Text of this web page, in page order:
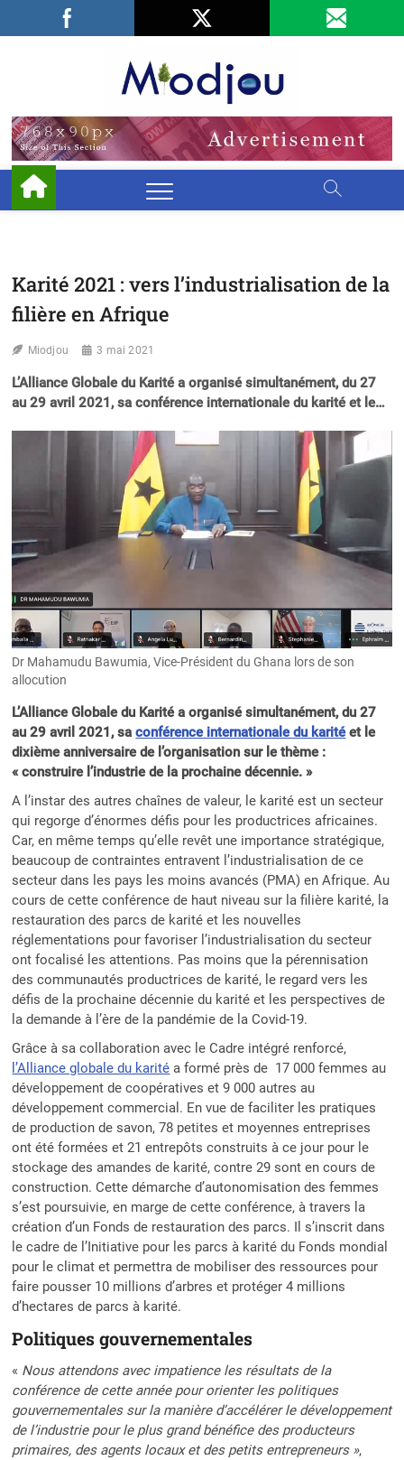
Facebook
LinkedIn
Karité 2021 : vers l’industrialisation de la
filière en Afrique
Miodjou 3 mai 2021
L’Alliance Globale du Karité a organisé simultanément, du 27
au 29 avril 2021, sa conférence internationale du karité et le…
Dr Mahamudu Bawumia, Vice-Président du Ghana lors de son
allocution
L’Alliance Globale du Karité a organisé simultanément, du 27
au 29 avril 2021, saconférence internationale du karitéet le
dixième anniversaire de l’organisation sur le thème :
« construire l’industrie de la prochaine décennie. »
A l’instar des autres chaînes de valeur, le karité est un secteur
qui regorge d’énormes défis pour les productrices africaines.
Car, en même temps qu’elle revêt une importance stratégique,
beaucoup de contraintes entravent l’industrialisation de ce
secteur dans les pays les moins avancés (PMA) en Afrique. Au
cours de cette conférence de haut niveau sur la filière karité, la
restauration des parcs de karité et les nouvelles
réglementations pour favoriser l’industrialisation du secteur
ont focalisé les attentions. Pas moins que la pérennisation
des communautés productrices de karité, le regard vers les
défis de la prochaine décennie du karité et les perspectives de
la demande à l’ère de la pandémie de la Covid-19.
Grâce à sa collaboration avec le Cadre intégré renforcé,
l’Alliance globale du karité a formé près de 17 000 femmes au
développement de coopératives et 9 000 autres au
développement commercial. En vue de faciliter les pratiques
de production de savon, 78 petites et moyennes entreprises
ont été formées et 21 entrepôts construits à ce jour pour le
stockage des amandes de karité, contre 29 sont en cours de
construction. Cette démarche d’autonomisation des femmes
s’est poursuivie, en marge de cette conférence, à travers la
création d’un Fonds de restauration des parcs. Il s’inscrit dans
le cadre de l’Initiative pour les parcs à karité du Fonds mondial
pour le climat et permettra de mobiliser des ressources pour
faire pousser 10 millions d’arbres et protéger 4 millions
d’hectares de parcs à karité.
Politiques gouvernementales
« Nous attendons avec impatience les résultats de la
conférence de cette année pour orienter les politiques
gouvernementales sur la manière d’accélérer le développement
de l’industrie pour le plus grand bénéfice des producteurs
primaires, des agents locaux et des petits entrepreneurs »,